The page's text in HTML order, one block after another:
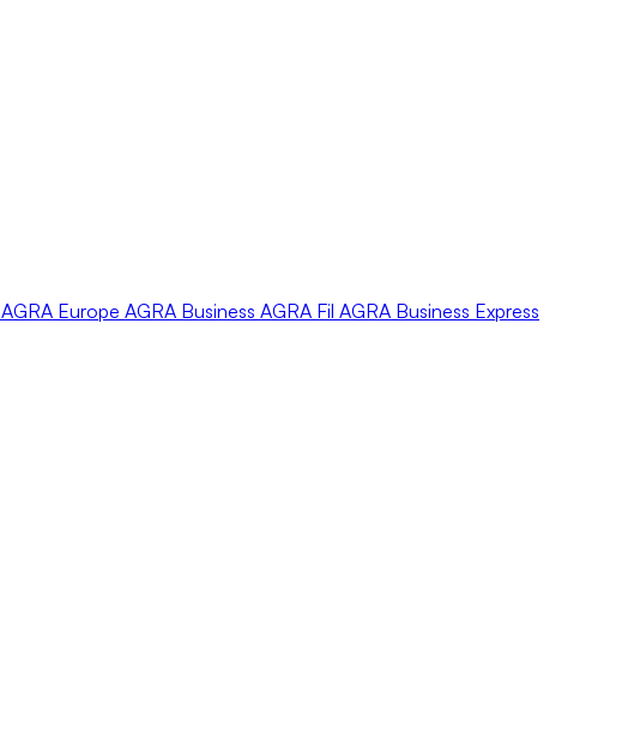
AGRA Europe AGRA Business AGRA Fil AGRA Business Express